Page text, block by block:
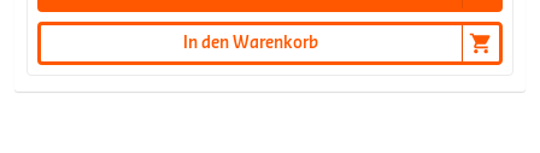
In den Warenkorb